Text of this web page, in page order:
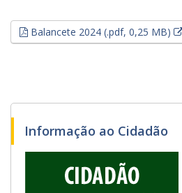
Balancete 2024 (.pdf, 0,25 MB)
Informação ao Cidadão